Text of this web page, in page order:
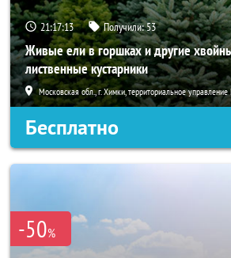
21:17:13 Получили:53
Живые ели в горшках и другие
лиственные кустарники
Московская обл., г. Химки, территориальное управление
Бесплатно
-50%